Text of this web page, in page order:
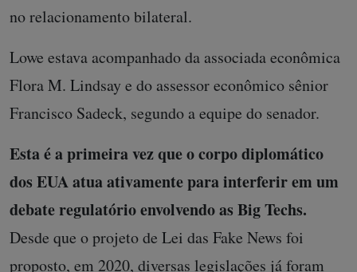
no relacionamento bilateral.
Lowe estava acompanhado da associada econômica
Flora M. Lindsay e do assessor econômico sênior
Francisco Sadeck, segundo a equipe do senador.
Esta é a primeira vez que o corpo diplomático
dos EUA atua ativamente para interferir em um
debate regulatório envolvendo as Big Techs.
Desde que o projeto de Lei das Fake News foi
proposto, em 2020, diversas legislações já foram